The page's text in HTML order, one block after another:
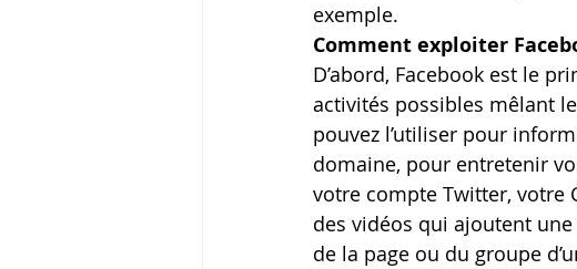
exemple.
Comment exploiter
D’abord, Facebook est le
activités possibles mêlant
pouvez l’utiliser pour
domaine, pour entretenir
votre compte Twitter, votre
des vidéos qui ajoutent
de la page ou du groupe